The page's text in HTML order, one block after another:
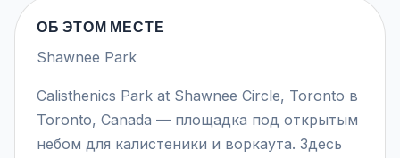
ОБ ЭТОМ МЕСТЕ
Shawnee Park
Calisthenics Park at Shawnee Circle, Toronto в
Toronto, Canada — площадка под открытым
небом для калистеники и воркаута. Здесь